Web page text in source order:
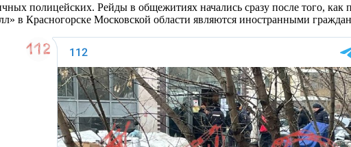
полицейских. Рейды в общежитиях начались сразу после того, как
в Красногорске Московской области являются иностранными